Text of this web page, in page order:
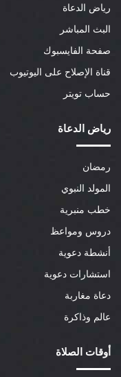
رياض الدعاة
البث المباشر
صفحة الفايسبوك
قناة الإصلاح على اليوتيوب
حساب تويتر
رياض الدعاة
رمضان
المولد النبوي
خطب منبرية
دروس ومواعظ
أنشطة دعوية
استشارات دعوية
دعاة مغاربة
عالم وذاكرة
أوقات الصلاة